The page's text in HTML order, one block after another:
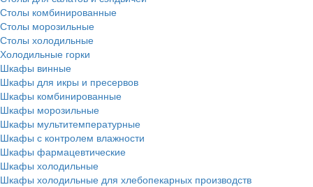
Столы комбинированные
Столы морозильные
Столы холодильные
Холодильные горки
Шкафы винные
Шкафы для икры и пресервов
Шкафы комбинированные
Шкафы морозильные
Шкафы мультитемпературные
Шкафы с контролем влажности
Шкафы фармацевтические
Шкафы холодильные
Шкафы холодильные для хлебопекарных производств